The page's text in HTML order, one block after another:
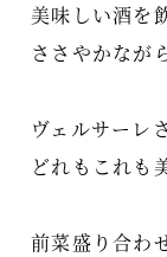
美味しい酒を
ささやかなが
ヴェルサーレ
どれもこれも
前菜盛り合わ